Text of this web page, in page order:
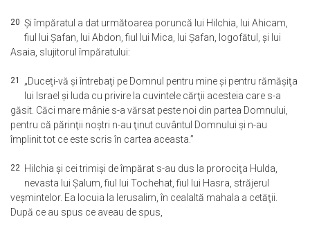
20 Şi împăratul a dat următoarea poruncă lui Hilchia, lui Ahicam,
fiul lui Şafan, lui Abdon, fiul lui Mica, lui Şafan, logofătul, şi lui
Asaia, slujitorul împăratului:
21 „Duceţi-vă şi întrebaţi pe Domnul pentru mine şi pentru rămăşiţa
lui Israel şi Iuda cu privire la cuvintele cărţii acesteia care s-a
găsit. Căci mare mânie s-a vărsat peste noi din partea Domnului,
pentru că părinţii noştri n-au ţinut cuvântul Domnului şi n-au
împlinit tot ce este scris în cartea aceasta.”
22 Hilchia şi cei trimişi de împărat s-au dus la prorociţa Hulda,
nevasta lui Şalum, fiul lui Tochehat, fiul lui Hasra, străjerul
veşmintelor. Ea locuia la Ierusalim, în cealaltă mahala a cetăţii.
După ce au spus ce aveau de spus,